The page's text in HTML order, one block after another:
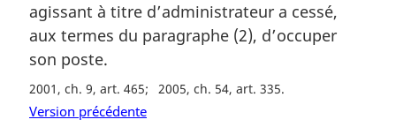
g
i
n
l
e
agissant à titre d’administrateur a cessé,
aux termes du paragraphe (2), d’occuper
son poste.
2001, ch. 9, art. 465 2005, ch. 54, art. 335
Version précédente